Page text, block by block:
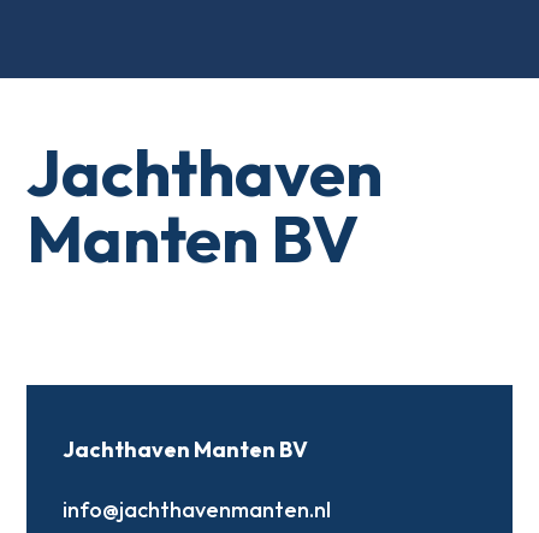
Jachthaven
Manten BV
Jachthaven Manten BV
info@jachthavenmanten.nl